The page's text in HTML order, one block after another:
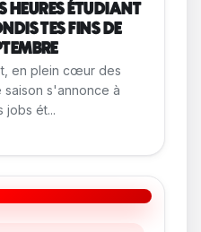
HEURES ÉTUDIANT
TES FINS DE
en plein cœur des
s'annonce à
jobs ét...